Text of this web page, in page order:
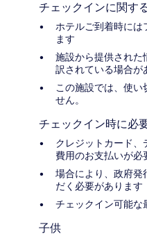
チェックインに関す
ホテルご到着時には
ます
施設から提供された
訳されている場合が
この施設では、使い
せん。
チェックイン時に必
クレジットカード
費用のお支払いが必
場合により、政府発
だく必要があります
チェックイン可能な
子供